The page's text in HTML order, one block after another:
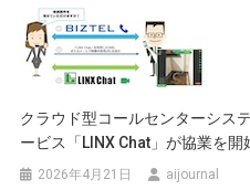
ゲ
ー
シ
ョ
クラウド型コールセンターシス
ービス「LINX Chat」が協業を開
2026年4月21日 aijournal